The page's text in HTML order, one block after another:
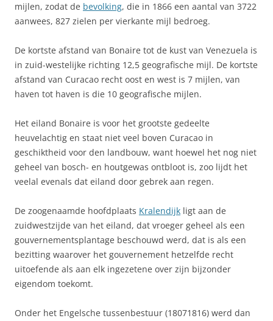
mijlen, zodat de bevolking, die in 1866 een aantal van 3722
aanwees, 827 zielen per vierkante mijl bedroeg.
De kortste afstand van Bonaire tot de kust van Venezuela is
in zuid-westelijke richting 12,5 geografische mijl. De kortste
afstand van Curacao recht oost en west is 7 mijlen, van
haven tot haven is die 10 geografische mijlen.
Het eiland Bonaire is voor het grootste gedeelte
heuvelachtig en staat niet veel boven Curacao in
geschiktheid voor den landbouw, want hoewel het nog niet
geheel van bosch- en houtgewas ontbloot is, zoo lijdt het
veelal evenals dat eiland door gebrek aan regen.
De zoogenaamde hoofdplaats Kralendijk ligt aan de
zuidwestzijde van het eiland, dat vroeger geheel als een
gouvernementsplantage beschouwd werd, dat is als een
bezitting waarover het gouvernement hetzelfde recht
uitoefende als aan elk ingezetene over zijn bijzonder
eigendom toekomt.
Onder het Engelsche tussenbestuur (18071816) werd dan